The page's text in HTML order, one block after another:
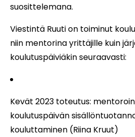
suosittelemana.
Viestintä Ruuti on toiminut
niin mentorina yrittäjille kuin
koulutuspäiviäkin seuraavasti:
Kevät 2023 toteutus:
koulutuspäivän
kouluttaminen (Riina Kruut)